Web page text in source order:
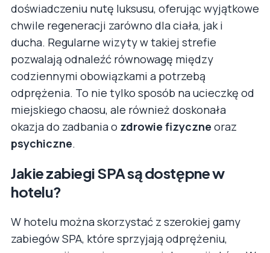
doświadczeniu nutę luksusu, oferując wyjątkowe
chwile regeneracji zarówno dla ciała, jak i
ducha. Regularne wizyty w takiej strefie
pozwalają odnaleźć równowagę między
codziennymi obowiązkami a potrzebą
odprężenia. To nie tylko sposób na ucieczkę od
miejskiego chaosu, ale również doskonała
okazja do zadbania o zdrowie fizyczne oraz
psychiczne.
Jakie zabiegi SPA są dostępne w
hotelu?
W hotelu można skorzystać z szerokiej gamy
zabiegów SPA, które sprzyjają odprężeniu,